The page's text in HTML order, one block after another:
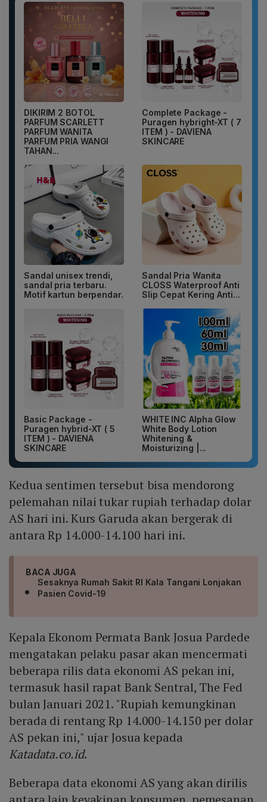
DIKIRIM 2 BOTOL
PARFUM SCARLETT
PARFUM WANITA
PARFUM PRIA WANGI
TAHAN...
Complete Package -
Puragen hybright-XT ( 7
ITEM ) - DAVIENA
SKINCARE
Sandal unisex trendi,
sandal pria terbaru.
Motif kartun berpendar.
Sandal Pria Wanita
CLOSS Waterproof Anti
Slip Cepat Kering Anti...
Basic Package -
Puragen hybrid-XT ( 5
ITEM ) - DAVIENA
SKINCARE
WHITE INC Alpha Glow
White Body Lotion
Whitening &
Moisturizing |...
Kedua sentimen tersebut bisa mendorong
pelemahan nilai tukar rupiah terhadap dolar
AS hari ini. Kurs Garuda akan bergerak di
antara Rp 14.000-14.100 hari ini.
BACA JUGA
Sesaknya Rumah Sakit RI Kala Tangani Lonjakan
Pasien Covid-19
Kepala Ekonom Permata Bank Josua Pardede
mengatakan pelaku pasar akan mencermati
beberapa rilis data ekonomi AS pekan ini,
termasuk hasil rapat Bank Sentral, The Fed
bulan Januari 2021. "Rupiah kemungkinan
berada di rentang Rp 14.000-14.150 per dolar
AS pekan ini," ujar Josua kepada
Katadata.co.id.
Beberapa data ekonomi AS yang akan dirilis